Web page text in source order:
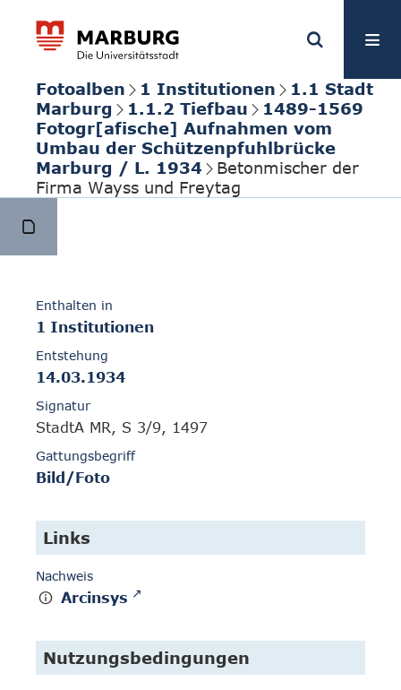
Fotoalben 1 Institutionen
1.1 Stadt
Marburg
1.1.2 Tiefbau
1489-1569
Fotogr[afische] Aufnahmen vom
Umbau der Schützenpfuhlbrücke
Marburg / L. 1934
Betonmischer der
Firma Wayss und Freytag
Enthalten in
1 Institutionen
Entstehung
14.03.1934
Signatur
StadtA MR, S 3/9, 1497
Gattungsbegriff
Bild/Foto
Links
Nachweis
Arcinsys
Nutzungsbedingungen